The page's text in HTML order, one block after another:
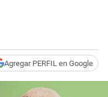
Agregar PERFIL en Google